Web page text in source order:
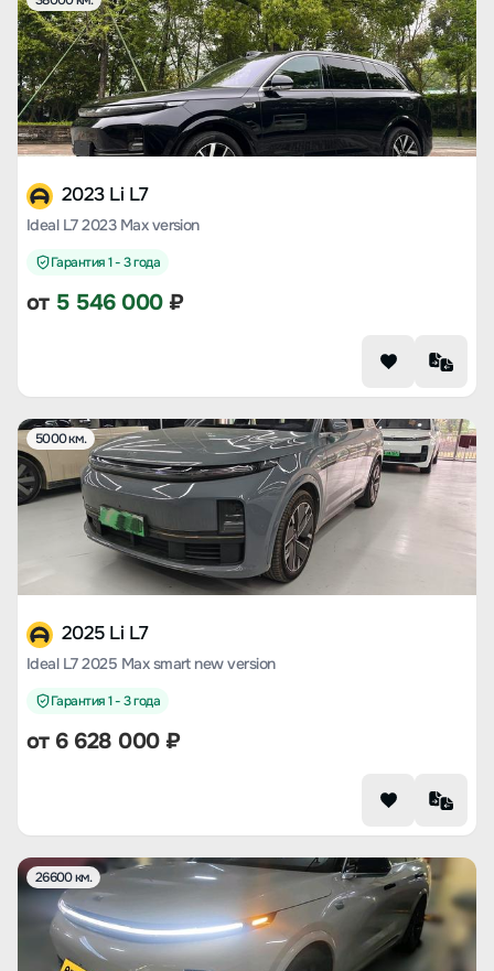
2023 Li L7
Ideal L7 2023 Max version
Гарантия 1 - 3 года
от 5 546 000₽
5000 км.
2025 Li L7
Ideal L7 2025 Max smart new version
Гарантия 1 - 3 года
от 6 628 000₽
26600 км.